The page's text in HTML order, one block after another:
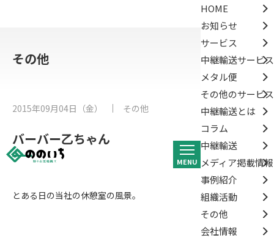
MENU
HOME
お知らせ
サービス
中継輸送サービス
メタル便
その他のサービス
中継輸送とは
コラム
中継輸送
メディア掲載情報
事例紹介
組織活動
その他
会社情報
その他
2015年09月04日（金） その他
バーバー乙ちゃん
とある日の当社の休憩室の風景。